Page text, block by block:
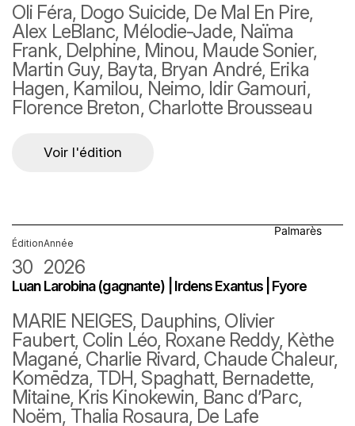
Palmarès
Oli Féra, Dogo Suicide, De Mal En Pire,
Alex LeBlanc, Mélodie-Jade, Naïma
Frank, Delphine, Minou, Maude Sonier,
Martin Guy, Bayta, Bryan André, Erika
Hagen, Kamilou, Neimo, Idir Gamouri,
Florence Breton, Charlotte Brousseau
Voir l'édition
Édition
30
Année
2026
Luan Larobina (gagnante) | Irdens Exantus | Fyore
MARIE NEIGES, Dauphins, Olivier
Faubert, Colin Léo, Roxane Reddy, Kèthe
Magané, Charlie Rivard, Chaude Chaleur,
Komēdza, TDH, Spaghatt, Bernadette,
Mitaine, Kris Kinokewin, Banc d’Parc,
Noëm, Thalia Rosaura, De Lafe